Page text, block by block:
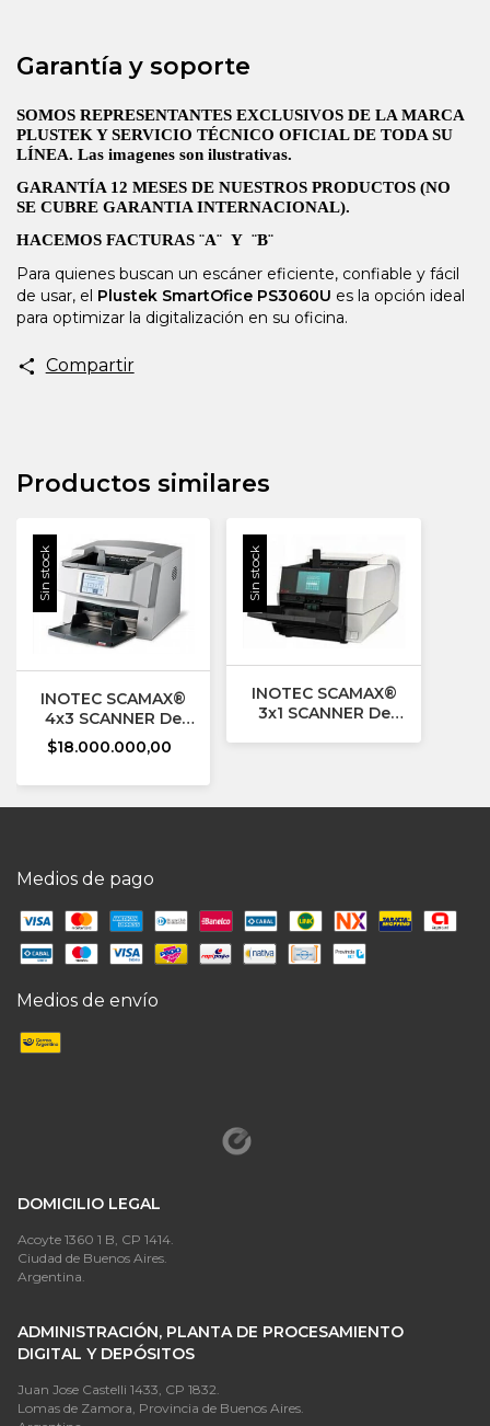
Garantía y soporte
SOMOS REPRESENTANTES EXCLUSIVOS DE LA MARCA
PLUSTEK Y SERVICIO TÉCNICO OFICIAL DE TODA SU
LÍNEA. Las imagenes son ilustrativas.
GARANTÍA 12 MESES DE NUESTROS PRODUCTOS (NO
SE CUBRE GARANTIA INTERNACIONAL).
HACEMOS FACTURAS ¨A¨ Y ¨B¨
Para quienes buscan un escáner eficiente, confiable y fácil
de usar, el Plustek SmartOfice PS3060U es la opción ideal
para optimizar la digitalización en su oficina.
Compartir
Productos similares
Sin stock
INOTEC SCAMAX®
4x3 SCANNER De
Documentos De Alta
Velocidad - Poco
$18.000.000,00
Sin stock
INOTEC SCAMAX®
3x1 SCANNER De
Medios de pago
Medios de envío
DOMICILIO LEGAL
Acoyte 1360 1 B, CP 1414.
Ciudad de Buenos Aires.
Argentina.
ADMINISTRACIÓN, PLANTA DE PROCESAMIENTO
DIGITAL Y DEPÓSITOS
Juan Jose Castelli 1433, CP 1832.
Lomas de Zamora, Provincia de Buenos Aires.